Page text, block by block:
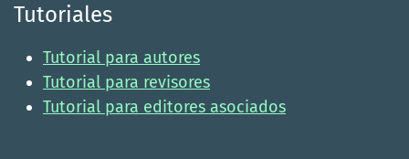
Tutoriales
Tutorial para autores
Tutorial para revisores
Tutorial para editores asociados